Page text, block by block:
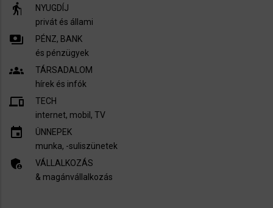
elderly
NYUGDÍJ
privát és állami
payments
PÉNZ, BANK
és pénzügyek
groups
TÁRSADALOM
hírek és infók
devices
TECH
internet, mobil, TV​
insert_invitation
ÜNNEPEK
munka, -suliszünetek
admin_panel_settings
VÁLLALKOZÁS
& magánvállalkozás